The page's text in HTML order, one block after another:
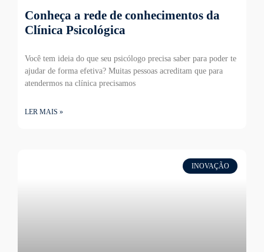
Conheça a rede de conhecimentos da
Clínica Psicológica
Você tem ideia do que seu psicólogo precisa saber para poder te
ajudar de forma efetiva? Muitas pessoas acreditam que para
atendermos na clínica precisamos
LER MAIS »
INOVAÇÃO